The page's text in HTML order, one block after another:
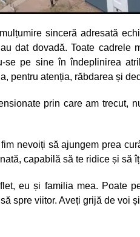
sinceră adresată
dat dovadă. Toate
se pe sine în îndeplinirea
pentru atenția, răbdarea și
prin care am trecut,
nevoiți să ajungem prea
capabilă să te ridice și să
eu și familia mea. Poate
spre viitor. Aveți grijă de voi